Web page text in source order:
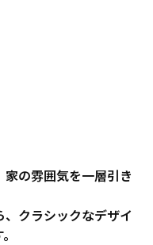
の雰囲気を一層引き
クラシックなデザイ